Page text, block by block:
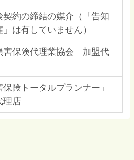
約の締結の媒介（「告知
」は有していません）
害保険代理業協会 加盟代
保険トータルプランナー」
理店